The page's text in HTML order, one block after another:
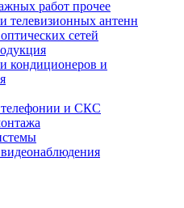
работ прочее
телевизионных антенн
сетей
кондиционеров и
и СКС